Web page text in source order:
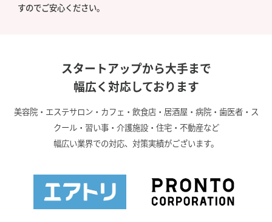
すのでご安心ください。
スタートアップから大手まで
幅広く対応しております
美容院・エステサロン・カフェ・飲食店・居酒屋・病院・歯医者・ス
クール・習い事・介護施設・住宅・不動産など
幅広い業界での対応、対策実績がございます。